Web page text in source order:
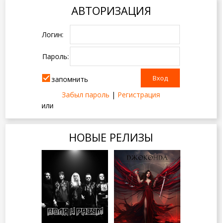
АВТОРИЗАЦИЯ
Логин:
Пароль:
запомнить
Забыл пароль | Регистрация
или
НОВЫЕ РЕЛИЗЫ